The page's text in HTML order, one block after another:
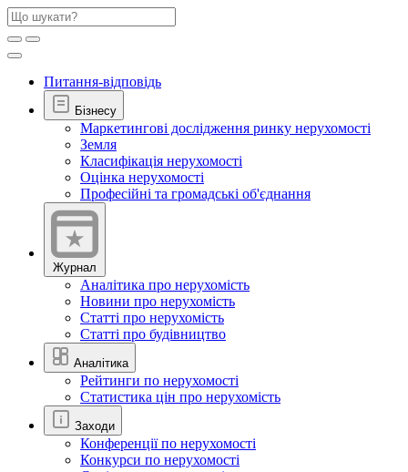
Питання-відповідь
Бізнесу
Маркетингові дослідження ринку нерухомості
Земля
Класифікація нерухомості
Оцінка нерухомості
Професійні та громадські об'єднання
Журнал
Аналітика про нерухомість
Новини про нерухомість
Статті про нерухомість
Статті про будівництво
Аналітика
Рейтинги по нерухомості
Статистика цін про нерухомість
Заходи
Конференції по нерухомості
Конкурси по нерухомості